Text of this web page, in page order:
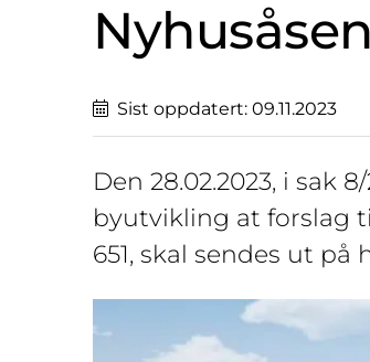
Sist oppdatert: 09.11.2023
Den 28.02.2023, i sak
byutvikling at forslag
651, skal sendes ut